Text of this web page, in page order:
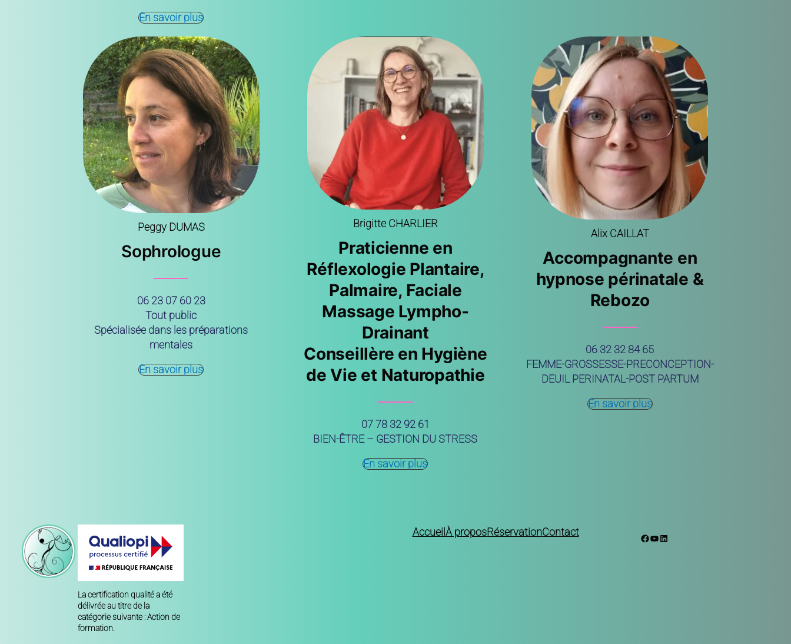
En savoir plus
Peggy DUMAS
Sophrologue
06 23 07 60 23
Tout public
Spécialisée dans les préparations
mentales
En savoir plus
Brigitte CHARLIER
Praticienne en
Réflexologie Plantaire,
Palmaire, Faciale
Massage Lympho-
Drainant
Conseillère en Hygiène
de Vie et Naturopathie
07 78 32 92 61
BIEN-ÊTRE – GESTION DU STRESS
En savoir plus
Alix CAILLAT
Accompagnante en
hypnose périnatale &
Rebozo
06 32 32 84 65
FEMME-GROSSESSE-PRECONCEPTION-
DEUIL PERINATAL-POST PARTUM
En savoir plus
La certification qualité a été
délivrée au titre de la
catégorie suivante : Action de
formation.
AccueilÀ proposRéservationContact Facebook YouTube LinkedIn